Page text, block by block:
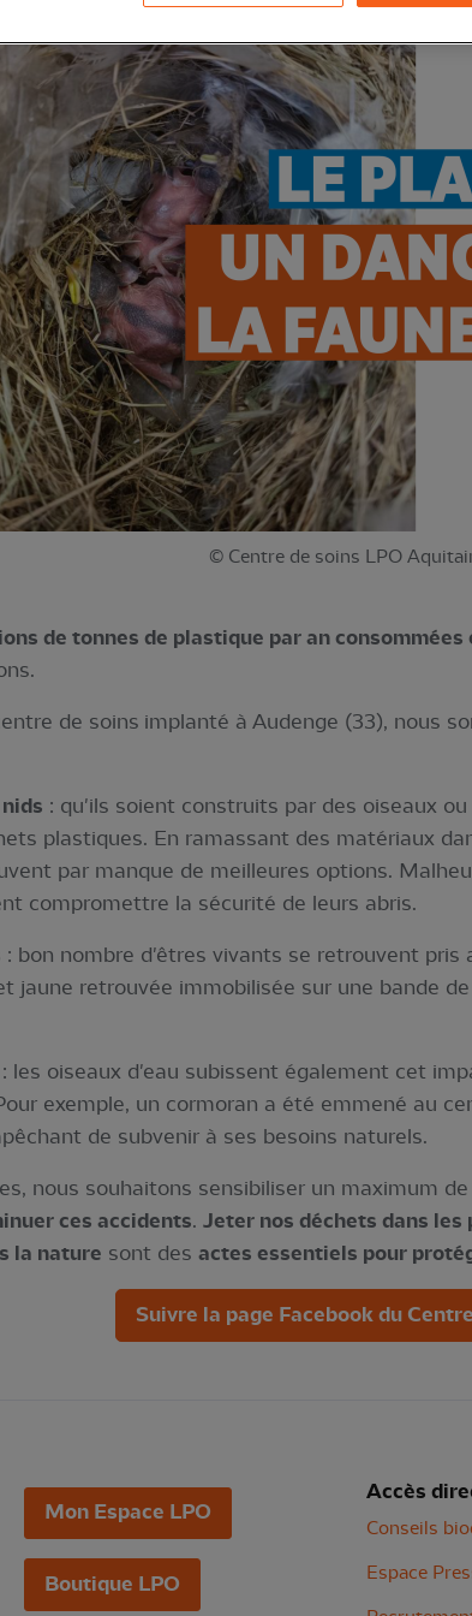
© Centre de soins LPO
de tonnes de plastique par an consommées
de soins implanté à Audenge (33), nous
: qu'ils soient construits par des oiseaux
plastiques. En ramassant des matériaux
par manque de meilleures options.
compromettre la sécurité de leurs abris.
: bon nombre d'êtres vivants se retrouvent pris
jaune retrouvée immobilisée sur une bande
les oiseaux d'eau subissent également cet
exemple, un cormoran a été emmené au
de subvenir à ses besoins naturels.
nous souhaitons sensibiliser un maximum
ces accidents. Jeter nos déchets dans les
la nature sont des actes essentiels pour
Suivre la page Facebook du
Mon Espace LPO
Boutique LPO
Accès
Conseils
Espace